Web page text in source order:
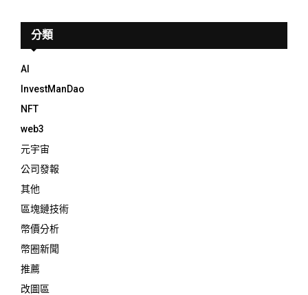
分類
AI
InvestManDao
NFT
web3
元宇宙
公司發報
其他
區塊鏈技術
幣價分析
幣圈新聞
推薦
改圖區